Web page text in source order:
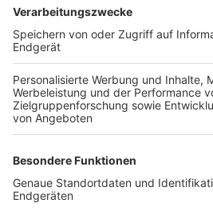
TOP-VEREINE
TOP-PARTNER